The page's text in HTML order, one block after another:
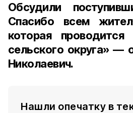
Обсудили
Спасибо всем
которая проводится
сельского округа» —
Николаевич.
Нашли опечатку в